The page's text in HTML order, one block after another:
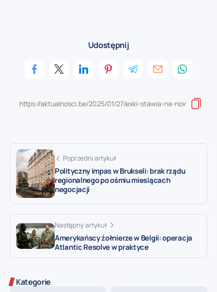
Udostępnij
Poprzedni artykuł
Polityczny impas w Brukseli: brak rządu
regionalnego po ośmiu miesiącach
negocjacji
Następny artykuł
Amerykańscy żołnierze w Belgii: operacja
Atlantic Resolve w praktyce
Kategorie